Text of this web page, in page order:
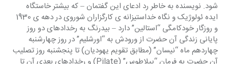
شود. نویسنده به خاطر رد ادعای این گفتمان – که بیشتر خاستگاه
و روزگار خودکامگی “استالین” دارد – بیدرنگ به رخدادهای دو روز
پایانی زندگی آن حضرت از ورودش به “اورشلیم” در روز چهارشنبه
چهاردهم ماه “نیسان” (مطابق تقویم یهودیان) تا پنجشنبه روز تصلیب